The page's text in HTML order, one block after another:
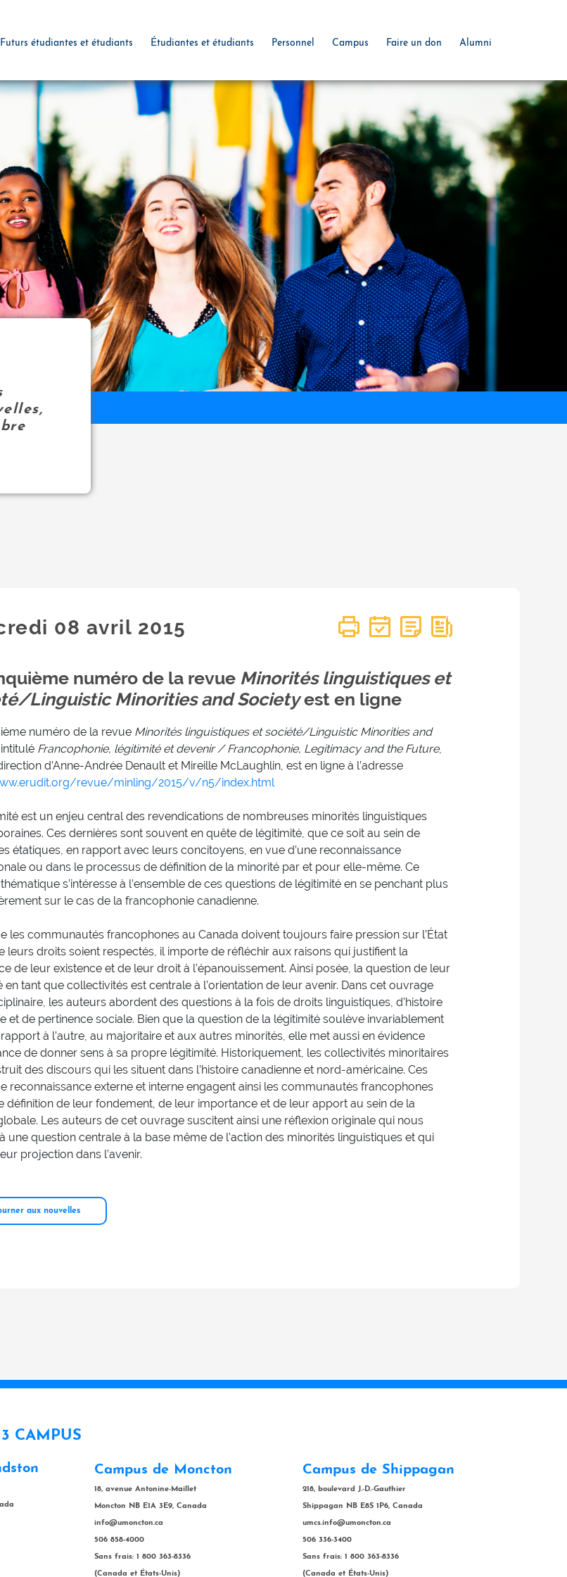
Futurs étudiantes et étudiants Étudiantes et étudiants Personnel Campus Faire un don Alumni
08 avril 2015
numéro de la revue Minorités linguistiques et
Linguistic Minorities and Societyest en ligne
numéro de la revue Minorités linguistiques et société/Linguistic Minorities and
Francophonie, légitimité et devenir / Francophonie, Legitimacy and the Future,
d’Anne-Andrée Denault et Mireille McLaughlin, est en ligne à l’adresse
revue/minling/2015/v/n5/index.html
est un enjeu central des revendications de nombreuses minorités linguistiques
Ces dernières sont souvent en quête de légitimité, que ce soit au sein de
étatiques, en rapport avec leurs concitoyens, en vue d’une reconnaissance
ou dans le processus de définition de la minorité par et pour elle-même. Ce
s’intéresse à l’ensemble de ces questions de légitimité en se penchant plus
sur le cas de la francophonie canadienne.
les communautés francophones au Canada doivent toujours faire pression sur l’État
leurs droits soient respectés, il importe de réfléchir aux raisons qui justifient la
de leur existence et de leur droit à l’épanouissement. Ainsi posée, la question de leur
en tant que collectivités est centrale à l’orientation de leur avenir. Dans cet ouvrage
les auteurs abordent des questions à la fois de droits linguistiques, d’histoire
et de pertinence sociale. Bien que la question de la légitimité soulève invariablement
à l’autre, au majoritaire et aux autres minorités, elle met aussi en évidence
de donner sens à sa propre légitimité. Historiquement, les collectivités minoritaires
des discours qui les situent dans l’histoire canadienne et nord-américaine. Ces
reconnaissance externe et interne engagent ainsi les communautés francophones
définition de leur fondement, de leur importance et de leur apport au sein de la
Les auteurs de cet ouvrage suscitent ainsi une réflexion originale qui nous
une question centrale à la base même de l’action des minorités linguistiques et qui
projection dans l’avenir.
aux nouvelles
CAMPUS
Campus de Moncton
18, avenue Antonine-Maillet
Moncton NB E1A 3E9, Canada
info@umoncton.ca
506 858-4000
Sans frais: 1 800 363-8336
(Canada et États-Unis)
Campus de Shippagan
218, boulevard J.-D.-Gauthier
Shippagan NB E8S 1P6, Canada
umcs.info@umoncton.ca
506 336-3400
Sans frais: 1 800 363-8336
(Canada et États-Unis)